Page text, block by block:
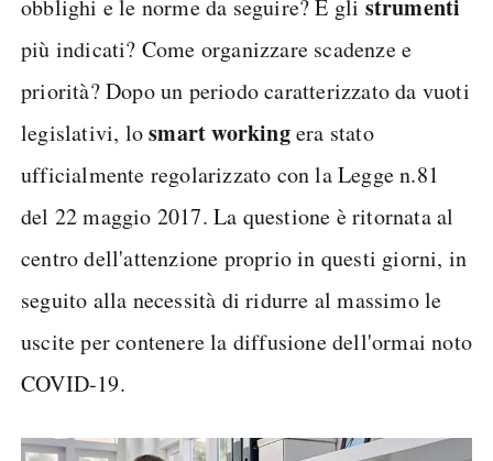
obblighi e le norme da seguire? E gli strumenti
più indicati? Come organizzare scadenze e
priorità? Dopo un periodo caratterizzato da vuoti
legislativi, losmart workingera stato
ufficialmente regolarizzato con la Legge n.81
del 22 maggio 2017. La questione è ritornata al
centro dell'attenzione proprio in questi giorni, in
seguito alla necessità di ridurre al massimo le
uscite per contenere la diffusione dell'ormai noto
COVID-19.